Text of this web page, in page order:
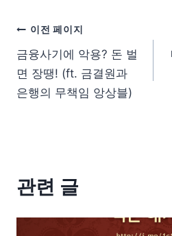
이전 페이지
금융사기에 악용? 돈 벌
면 장땡! (ft. 금결원과
은행의 무책임 앙상블)
관련 글